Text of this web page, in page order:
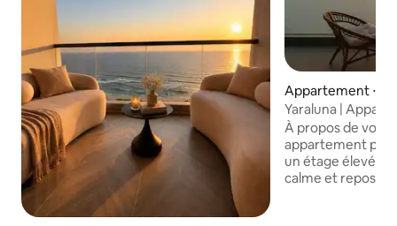
Appartement ⋅ Al
Yaraluna |
mer Rouge au
À propos de votre
appartement
un étage élevé
calme et